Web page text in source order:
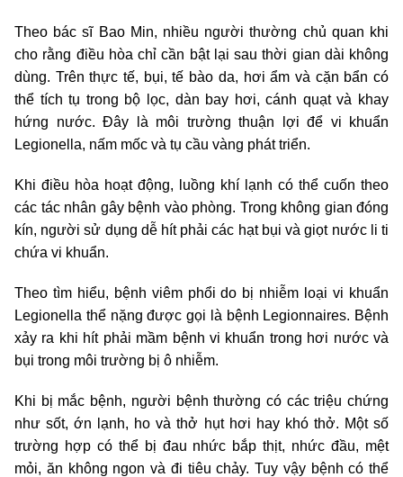
Theo bác sĩ Bao Min, nhiều người thường chủ quan khi
cho rằng điều hòa chỉ cần bật lại sau thời gian dài không
dùng. Trên thực tế, bụi, tế bào da, hơi ẩm và cặn bẩn có
thể tích tụ trong bộ lọc, dàn bay hơi, cánh quạt và khay
hứng nước. Đây là môi trường thuận lợi để vi khuẩn
Legionella, nấm mốc và tụ cầu vàng phát triển.
Khi điều hòa hoạt động, luồng khí lạnh có thể cuốn theo
các tác nhân gây bệnh vào phòng. Trong không gian đóng
kín, người sử dụng dễ hít phải các hạt bụi và giọt nước li ti
chứa vi khuẩn.
Theo tìm hiểu, bệnh viêm phổi do bị nhiễm loại vi khuẩn
Legionella thể nặng được gọi là bệnh Legionnaires. Bệnh
xảy ra khi hít phải mầm bệnh vi khuẩn trong hơi nước và
bụi trong môi trường bị ô nhiễm.
Khi bị mắc bệnh, người bệnh thường có các triệu chứng
như sốt, ớn lạnh, ho và thở hụt hơi hay khó thở. Một số
trường hợp có thể bị đau nhức bắp thịt, nhức đầu, mệt
mỏi, ăn không ngon và đi tiêu chảy. Tuy vậy bệnh có thể